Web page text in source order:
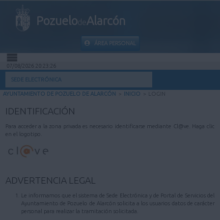
PozuelodeAlarcón
ÁREA PERSONAL
INICIO
MI CARPETA
INFORMACIÓN MUNICIPAL
AYUDA
07/08/2026 20:23:26
SEDE ELECTRÓNICA
AYUNTAMIENTO DE POZUELO DE ALARCÓN > INICIO > LOGIN
IDENTIFICACIÓN
Para acceder a la zona privada es necesario identificarse mediante Cl@ve. Haga clic
en el logotipo.
ADVERTENCIA LEGAL
Le informamos que el sistema de Sede Electrónica y de Portal de Servicios del
Ayuntamiento de Pozuelo de Alarcón solicita a los usuarios datos de carácter
personal para realizar la tramitación solicitada.